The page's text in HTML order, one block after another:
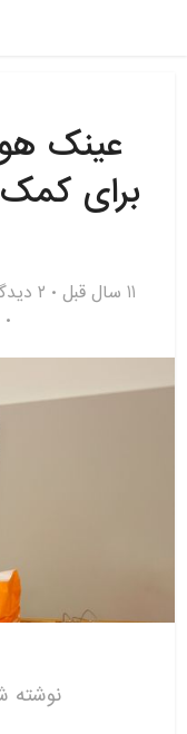
برای کمک
11 سال قبل ۲ دیدگاه